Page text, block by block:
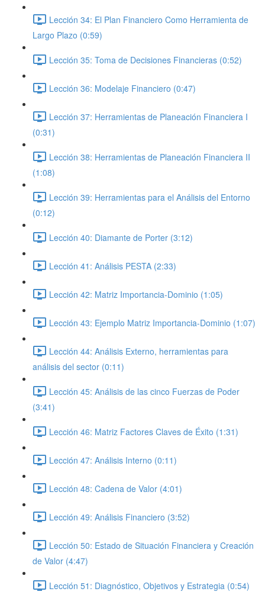
Lección 34: El Plan Financiero Como Herramienta de
Largo Plazo (0:59)
Lección 35: Toma de Decisiones Financieras (0:52)
Lección 36: Modelaje Financiero (0:47)
Lección 37: Herramientas de Planeación Financiera I
(0:31)
Lección 38: Herramientas de Planeación Financiera II
(1:08)
Lección 39: Herramientas para el Análisis del Entorno
(0:12)
Lección 40: Diamante de Porter (3:12)
Lección 41: Análisis PESTA (2:33)
Lección 42: Matriz Importancia-Dominio (1:05)
Lección 43: Ejemplo Matriz Importancia-Dominio (1:07)
Lección 44: Análisis Externo, herramientas para
análisis del sector (0:11)
Lección 45: Análisis de las cinco Fuerzas de Poder
(3:41)
Lección 46: Matriz Factores Claves de Éxito (1:31)
Lección 47: Análisis Interno (0:11)
Lección 48: Cadena de Valor (4:01)
Lección 49: Análisis Financiero (3:52)
Lección 50: Estado de Situación Financiera y Creación
de Valor (4:47)
Lección 51: Diagnóstico, Objetivos y Estrategia (0:54)